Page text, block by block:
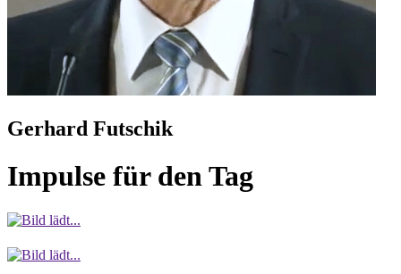
Gerhard Futschik
Impulse für den Tag